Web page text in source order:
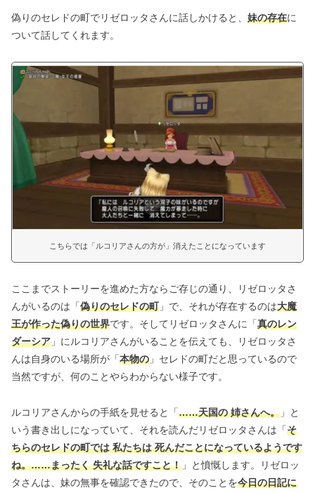
偽りのセレドの町でリゼロッタさんに話しかけると、 妹の存在に
ついて話してくれます。
こちらでは「ルコリアさんの方が」消えたことになっています
ここまでストーリーを進めた方ならご存じの通り、リゼロッタさ
んがいるのは「偽りのセレドの町」で、それが存在するのは大魔
王が作った偽りの世界です。そしてリゼロッタさんに「真のレン
ダーシア 」にルコリアさんがいることを伝えても、リゼロッタさ
んは自身のいる場所が「本物の 」セレドの町だと思っているので
当然ですが、何のことやらわからない様子です。
ルコリアさんからの手紙を見せると「……天国の 姉さんへ。 」と
いう書き出しになっていて、それを読んだリゼロッタさんは「そ
ちらのセレドの町では 私たちは 死んだことになっているようです
ね。……まったく 失礼な話ですこと！ 」と憤慨します。リゼロッ
タさんは、妹の無事を確認できたので、そのことを今日の日記に